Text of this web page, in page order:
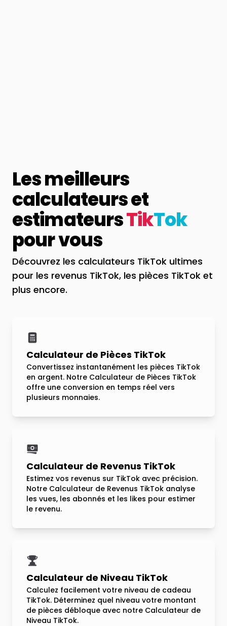
Les meilleurs
calculateurs et
estimateursTikTok
pour vous
Découvrez les calculateurs TikTok ultimes
pour les revenus TikTok, les pièces TikTok et
plus encore.
Calculateur de Pièces TikTok
Convertissez instantanément les pièces TikTok
en argent. Notre Calculateur de Pièces TikTok
offre une conversion en temps réel vers
plusieurs monnaies.
Calculateur de Revenus TikTok
Estimez vos revenus sur TikTok avec précision.
Notre Calculateur de Revenus TikTok analyse
les vues, les abonnés et les likes pour estimer
le revenu.
Calculateur de Niveau TikTok
Calculez facilement votre niveau de cadeau
TikTok. Déterminez quel niveau votre montant
de pièces débloque avec notre Calculateur de
Niveau TikTok.